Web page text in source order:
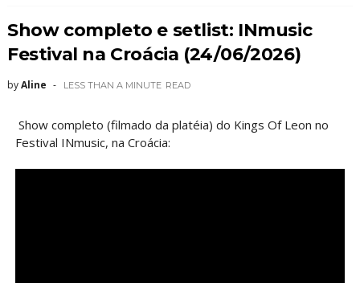
Show completo e setlist: INmusic
Festival na Croácia (24/06/2026)
byAline LESS THAN A MINUTE READ
Show completo (filmado da platéia) do Kings Of Leon no
Festival INmusic, na Croácia: